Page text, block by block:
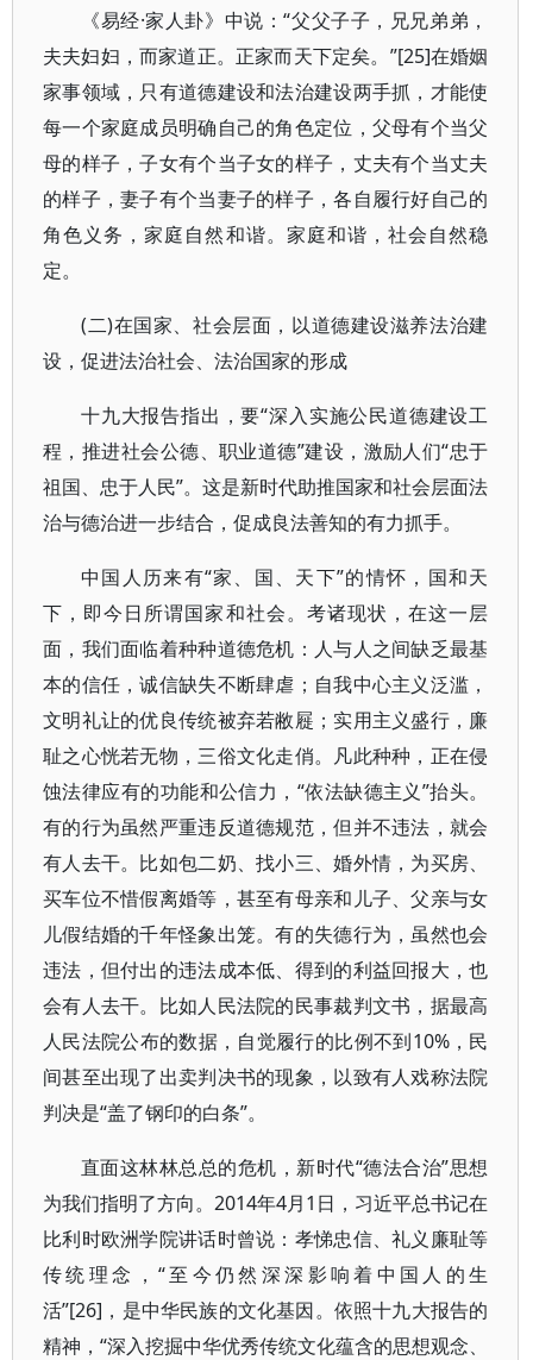
《易经·家人卦》中说：“父父子子，兄兄弟弟，
夫夫妇妇，而家道正。正家而天下定矣。”[25]在婚姻
家事领域，只有道德建设和法治建设两手抓，才能使
每一个家庭成员明确自己的角色定位，父母有个当父
母的样子，子女有个当子女的样子，丈夫有个当丈夫
的样子，妻子有个当妻子的样子，各自履行好自己的
角色义务，家庭自然和谐。家庭和谐，社会自然稳
定。
(二)在国家、社会层面，以道德建设滋养法治建
设，促进法治社会、法治国家的形成
十九大报告指出，要“深入实施公民道德建设工
程，推进社会公德、职业道德”建设，激励人们“忠于
祖国、忠于人民”。这是新时代助推国家和社会层面法
治与德治进一步结合，促成良法善知的有力抓手。
中国人历来有“家、国、天下”的情怀，国和天
下，即今日所谓国家和社会。考诸现状，在这一层
面，我们面临着种种道德危机：人与人之间缺乏最基
本的信任，诚信缺失不断肆虐；自我中心主义泛滥，
文明礼让的优良传统被弃若敝屣；实用主义盛行，廉
耻之心恍若无物，三俗文化走俏。凡此种种，正在侵
蚀法律应有的功能和公信力，“依法缺德主义”抬头。
有的行为虽然严重违反道德规范，但并不违法，就会
有人去干。比如包二奶、找小三、婚外情，为买房、
买车位不惜假离婚等，甚至有母亲和儿子、父亲与女
儿假结婚的千年怪象出笼。有的失德行为，虽然也会
违法，但付出的违法成本低、得到的利益回报大，也
会有人去干。比如人民法院的民事裁判文书，据最高
人民法院公布的数据，自觉履行的比例不到10%，民
间甚至出现了出卖判决书的现象，以致有人戏称法院
判决是“盖了钢印的白条”。
直面这林林总总的危机，新时代“德法合治”思想
为我们指明了方向。2014年4月1日，习近平总书记在
比利时欧洲学院讲话时曾说：孝悌忠信、礼义廉耻等
传统理念，“至今仍然深深影响着中国人的生
活”[26]，是中华民族的文化基因。依照十九大报告的
精神，“深入挖掘中华优秀传统文化蕴含的思想观念、